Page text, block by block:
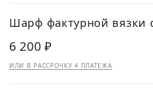
Шарф фактурной вязки
6 200 ₽
ИЛИ В РАССРОЧКУ 4 ПЛАТЕЖА